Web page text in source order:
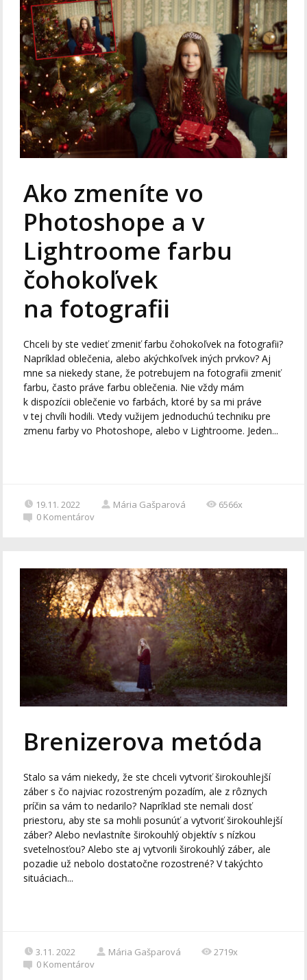
Ako zmeníte vo
Photoshope a v
Lightroome farbu
čohokoľvek
na fotografii
Chceli by ste vedieť zmeniť farbu čohokoľvek na fotografii?
Napríklad oblečenia, alebo akýchkoľvek iných prvkov? Aj
mne sa niekedy stane, že potrebujem na fotografii zmeniť
farbu, často práve farbu oblečenia. Nie vždy mám
k dispozícii oblečenie vo farbách, ktoré by sa mi práve
v tej chvíli hodili. Vtedy vužijem jednoduchú techniku pre
zmenu farby vo Photoshope, alebo v Lightroome. Jeden...
19.11. 2022 Mária Gašparová
6566x
0 Komentárov
Brenizerova metóda
Stalo sa vám niekedy, že ste chceli vytvoriť širokouhlejší
záber s čo najviac rozostreným pozadím, ale z rôznych
príčin sa vám to nedarilo? Napríklad ste nemali dosť
priestoru, aby ste sa mohli posunúť a vytvoriť širokouhlejší
záber? Alebo nevlastníte širokouhlý objektív s nízkou
svetelnosťou? Alebo ste aj vytvorili širokouhlý záber, ale
pozadie už nebolo dostatočne rozostrené? V takýchto
situáciach...
3.11. 2022 Mária Gašparová
2719x
0 Komentárov